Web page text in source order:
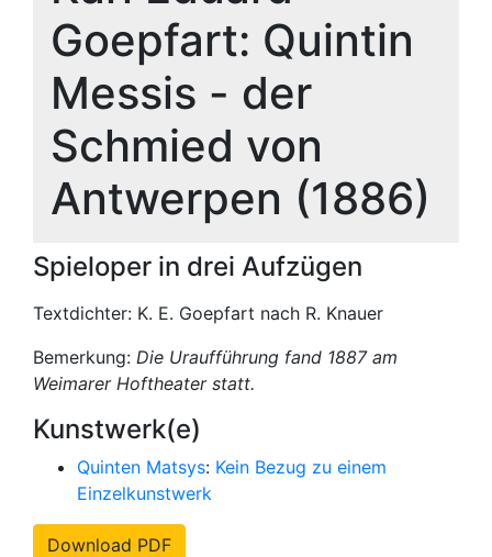
Goepfart: Quintin
Messis - der
Schmied von
Antwerpen (1886)
Spieloper in drei Aufzügen
Textdichter: K. E. Goepfart nach R. Knauer
Bemerkung: Die Uraufführung fand 1887 am
Weimarer Hoftheater statt.
Kunstwerk(e)
Quinten Matsys: Kein Bezug zu einem
Einzelkunstwerk
Download PDF